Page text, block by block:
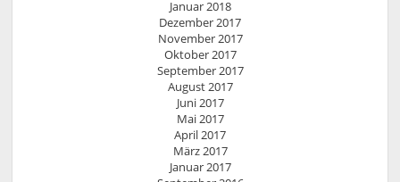
Januar 2018
Dezember 2017
November 2017
Oktober 2017
September 2017
August 2017
Juni 2017
Mai 2017
April 2017
März 2017
Januar 2017